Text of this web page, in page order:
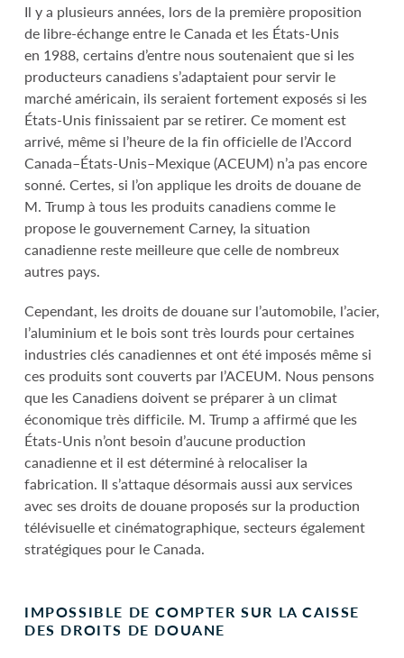
Il y a plusieurs années, lors de la première proposition
de libre-échange entre le Canada et les États-Unis
en 1988, certains d’entre nous soutenaient que si les
producteurs canadiens s’adaptaient pour servir le
marché américain, ils seraient fortement exposés si les
États-Unis finissaient par se retirer. Ce moment est
arrivé, même si l’heure de la fin officielle de l’Accord
Canada–États-Unis–Mexique (ACEUM) n’a pas encore
sonné. Certes, si l’on applique les droits de douane de
M. Trump à tous les produits canadiens comme le
propose le gouvernement Carney, la situation
canadienne reste meilleure que celle de nombreux
autres pays.
Cependant, les droits de douane sur l’automobile, l’acier,
l’aluminium et le bois sont très lourds pour certaines
industries clés canadiennes et ont été imposés même si
ces produits sont couverts par l’ACEUM. Nous pensons
que les Canadiens doivent se préparer à un climat
économique très difficile. M. Trump a affirmé que les
États-Unis n’ont besoin d’aucune production
canadienne et il est déterminé à relocaliser la
fabrication. Il s’attaque désormais aussi aux services
avec ses droits de douane proposés sur la production
télévisuelle et cinématographique, secteurs également
stratégiques pour le Canada.
IMPOSSIBLE DE COMPTER SUR LA CAISSE
DES DROITS DE DOUANE